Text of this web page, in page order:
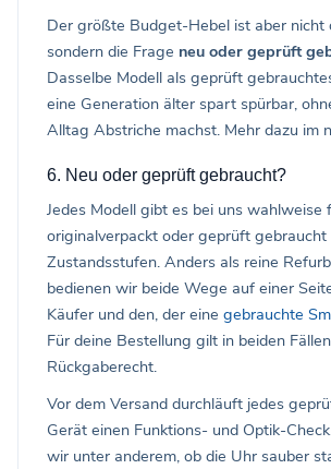
Der größte Budget-Hebel ist aber nicht
sondern die Frage neu oder geprüft
Dasselbe Modell als geprüft
eine Generation älter spart spürbar,
Alltag Abstriche machst. Mehr dazu im
6. Neu oder geprüft gebraucht?
Jedes Modell gibt es bei uns wahlweise
originalverpackt oder geprüft gebraucht
Zustandsstufen. Anders als reine
bedienen wir beide Wege auf einer
Käufer und den, der eine gebrauchte
Für deine Bestellung gilt in beiden
Rückgaberecht.
Vor dem Versand durchläuft jedes
Gerät einen Funktions- und Optik-
wir unter anderem, ob die Uhr sauber